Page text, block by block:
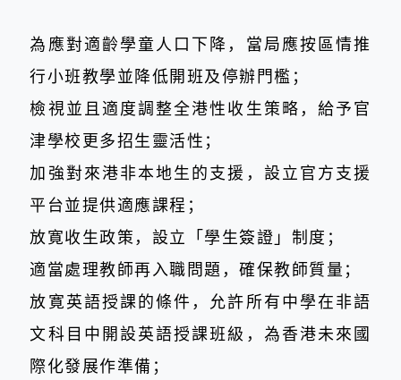
為應對適齡學童人口下降，當局應按區情推
行小班教學並降低開班及停辦門檻；
檢視並且適度調整全港性收生策略，給予官
津學校更多招生靈活性；
加強對來港非本地生的支援，設立官方支援
平台並提供適應課程；
放寛收生政策，設立「學生簽證」制度；
適當處理教師再入職問題，確保教師質量；
放 寛英語授課的條件，允許所有中學在非語
文科目中開設英語授課班級，為香港未來國
際化發展作準備；